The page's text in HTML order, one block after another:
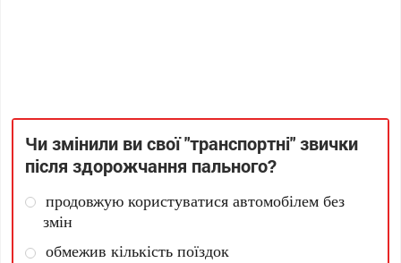
Чи змінили ви свої "транспортні" звички
після здорожчання пального?
продовжую користуватися автомобілем без
змін
обмежив кількість поїздок